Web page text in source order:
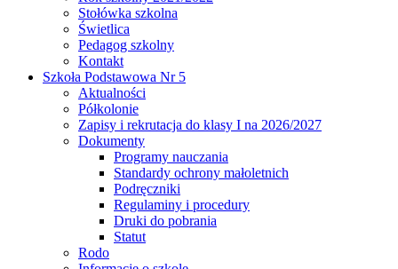
Stołówka szkolna
Świetlica
Pedagog szkolny
Kontakt
Szkoła Podstawowa Nr 5
Aktualności
Półkolonie
Zapisy i rekrutacja do klasy I na 2026/2027
Dokumenty
Programy nauczania
Standardy ochrony małoletnich
Podręczniki
Regulaminy i procedury
Druki do pobrania
Statut
Rodo